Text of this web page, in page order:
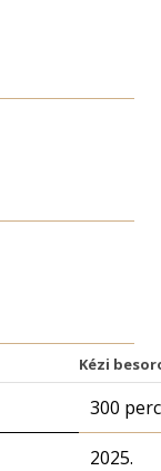
Kézi
300 perc
2025.